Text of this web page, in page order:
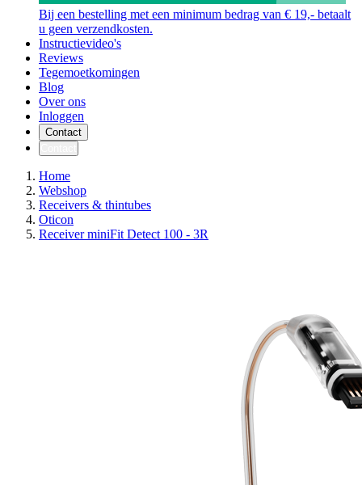
Bij een bestelling met een minimum bedrag van € 19,- betaalt
u geen verzendkosten.
Instructievideo's
Reviews
Tegemoetkomingen
Blog
Over ons
Inloggen
Contact
Home
Webshop
Receivers & thintubes
Oticon
Receiver miniFit Detect 100 - 3R